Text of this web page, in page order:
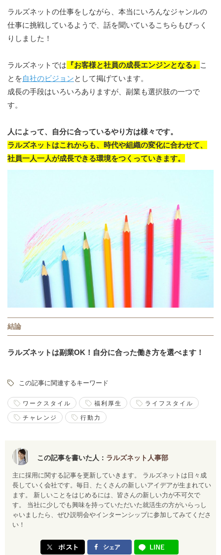
ラルズネットの仕事をしながら、本当にいろんなジャンルの
仕事に挑戦しているようで、話を聞いているこちらもびっく
りしました！
ラルズネットでは 『お客様と社員の成長エンジンとなる』 こ
とを自社のビジョンとして掲げています。
成長の手段はいろいろありますが、副業も選択肢の一つで
す。
人によって、自分に合っているやり方は様々です。
ラルズネットはこれからも、時代や組織の変化に合わせて、
社員一人一人が成長できる環境をつくっていきます。
結論
ラルズネットは副業OK！ 自分に合った働き方を選べます！
この記事に関連するキーワード
ワークスタイル 福利厚生 ライフスタイル
チャレンジ 行動力
この記事を書いた人： ラルズネット人事部
主に採用に関する記事を更新していきます。 ラルズネットは日々成
長していく会社です。毎日、たくさんの新しいアイデアが生まれてい
ます。 新しいことをはじめるには、皆さんの新しい力が不可欠で
す。 当社に少しでも興味を持っていただいた就活生の方がいらっし
ゃいましたら、ぜひ説明会やインターンシップに参加してみてくださ
い！